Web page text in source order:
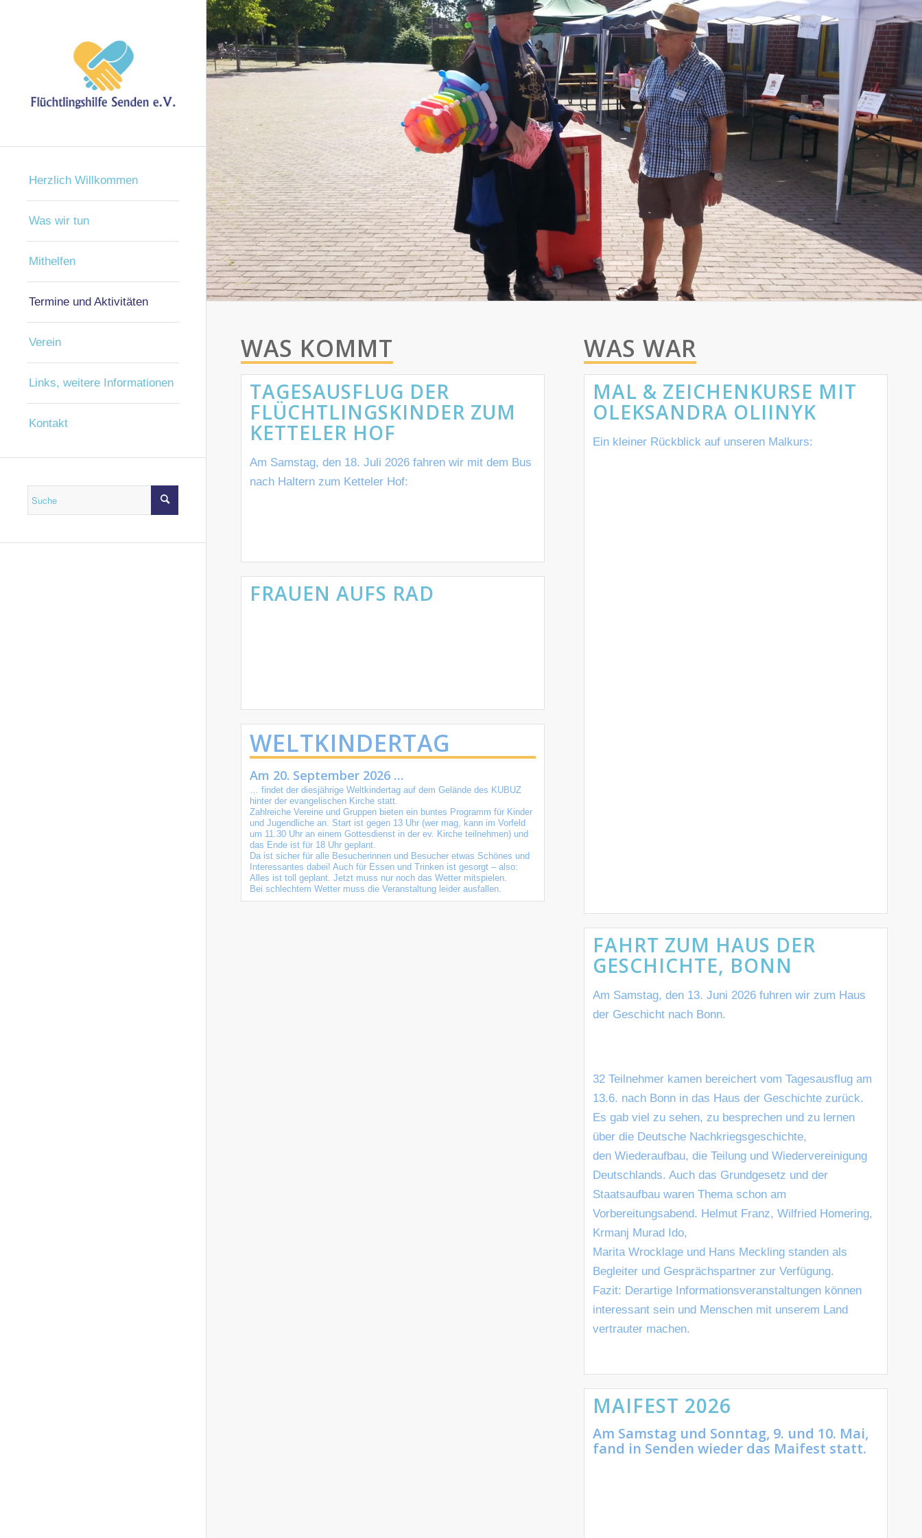
Herzlich Willkommen
Was wir tun
Mithelfen
Termine und Aktivitäten
Verein
Links, weitere Informationen
Kontakt
WAS KOMMT
TAGESAUSFLUG DER
FLÜCHTLINGSKINDER ZUM
KETTELER HOF
Am Samstag, den 18. Juli 2026 fahren wir mit dem Bus
nach Haltern zum Ketteler Hof:
FRAUEN AUFS RAD
WELTKINDERTAG
Am 20. September 2026 …
… findet der diesjährige Weltkindertag auf dem Gelände des KUBUZ
hinter der evangelischen Kirche statt.
Zahlreiche Vereine und Gruppen bieten ein buntes Programm für Kinder
und Jugendliche an. Start ist gegen 13 Uhr (wer mag, kann im Vorfeld
um 11.30 Uhr an einem Gottesdienst in der ev. Kirche teilnehmen) und
das Ende ist für 18 Uhr geplant.
Da ist sicher für alle Besucherinnen und Besucher etwas Schönes und
Interessantes dabei! Auch für Essen und Trinken ist gesorgt – also:
Alles ist toll geplant. Jetzt muss nur noch das Wetter mitspielen.
Bei schlechtem Wetter muss die Veranstaltung leider ausfallen.
WAS WAR
MAL & ZEICHENKURSE MIT
OLEKSANDRA OLIINYK
Ein kleiner Rückblick auf unseren Malkurs:
FAHRT ZUM HAUS DER
GESCHICHTE, BONN
Am Samstag, den 13. Juni 2026 fuhren wir zum Haus
der Geschicht nach Bonn.
32 Teilnehmer kamen bereichert vom Tagesausflug am
13.6. nach Bonn in das Haus der Geschichte zurück.
Es gab viel zu sehen, zu besprechen und zu lernen
über die Deutsche Nachkriegsgeschichte,
den Wiederaufbau, die Teilung und Wiedervereinigung
Deutschlands. Auch das Grundgesetz und der
Staatsaufbau waren Thema schon am
Vorbereitungsabend. Helmut Franz, Wilfried Homering,
Krmanj Murad Ido,
Marita Wrocklage und Hans Meckling standen als
Begleiter und Gesprächspartner zur Verfügung.
Fazit: Derartige Informationsveranstaltungen können
interessant sein und Menschen mit unserem Land
vertrauter machen.
MAIFEST 2026
Am Samstag und Sonntag, 9. und 10. Mai,
fand in Senden wieder das Maifest statt.